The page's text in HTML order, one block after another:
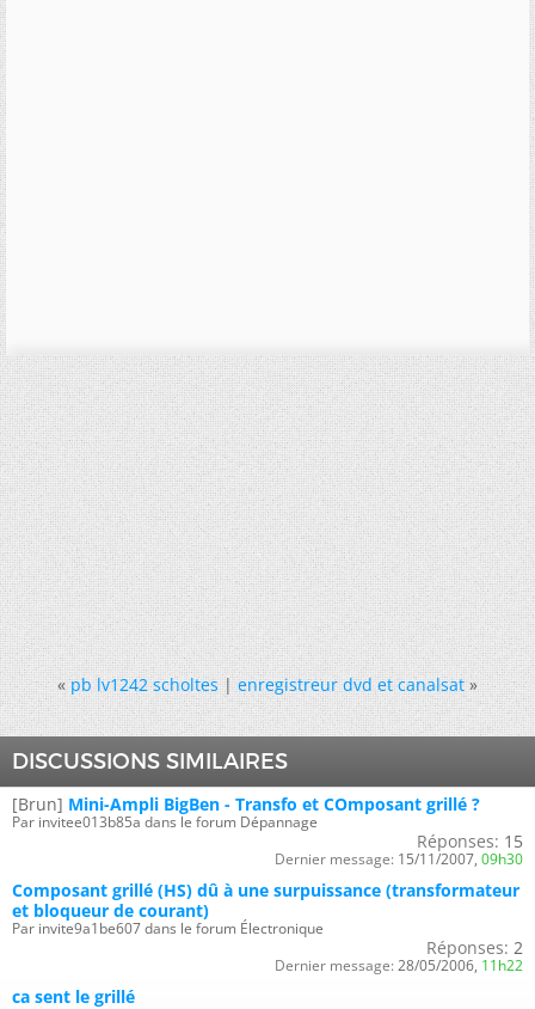
« pb lv1242 scholtes|enregistreur dvd et canalsat »
DISCUSSIONS SIMILAIRES
[Brun] Mini-Ampli BigBen - Transfo et COmposant grillé ?
Par invitee013b85a dans le forum Dépannage
Réponses: 15
Dernier message: 15/11/2007, 09h30
Composant grillé (HS) dû à une surpuissance (transformateur
et bloqueur de courant)
Par invite9a1be607 dans le forum Électronique
Réponses: 2
Dernier message: 28/05/2006, 11h22
ca sent le grillé